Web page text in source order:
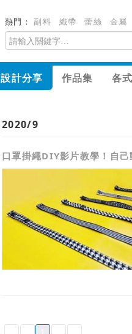
熱門：副料 織帶 蕾絲 金屬
設計分享 作品集 各
2020/9
口罩掛繩DIY影片教學！自